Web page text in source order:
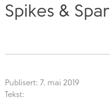
Spikes &
Publisert: 7. mai 2019
Tekst: